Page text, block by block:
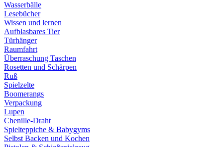
Wasserbälle
Lesebücher
Wissen und lernen
Aufblasbares Tier
Türhänger
Raumfahrt
Überraschung Taschen
Rosetten und Schärpen
Ruß
Spielzelte
Boomerangs
Verpackung
Lupen
Chenille-Draht
Spielteppiche & Babygyms
Selbst Backen und Kochen